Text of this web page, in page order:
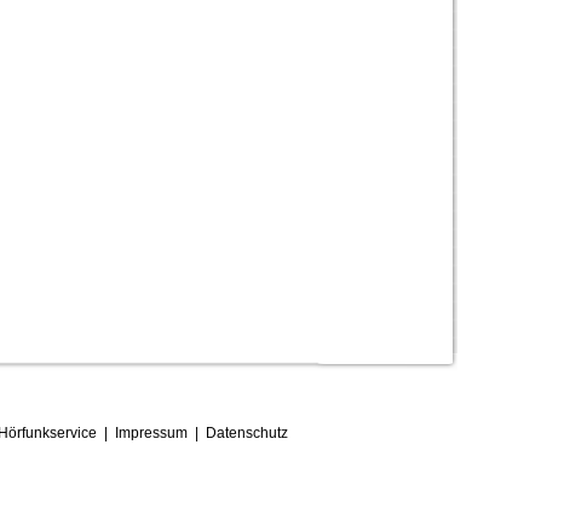
Hörfunkservice Impressum| Datenschutz